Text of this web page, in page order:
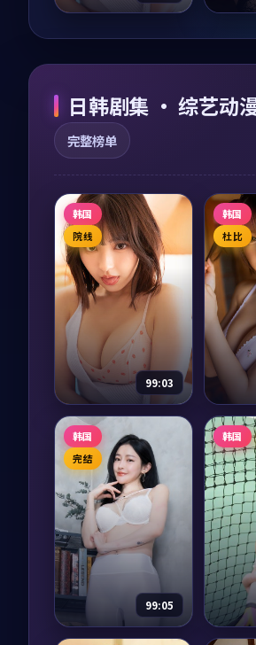
迷城之城
综艺 2019
等
迷城之城是一部以动
作为核心的影视作
品，围绕危机、反转
与人物成长展开，整
体节奏紧凑，值得推
荐观看。
59,206 9.5 动作
狂潮
纪录片
等
反转与
开，整
值得推
日韩剧集 · 综艺动
完整榜单
韩国
院线
99:03
银翼密令·纪念
版纪录片 2023
主演：
刘亦菲、汤唯
等
银翼密令·纪念版是
一部以科幻为核心的
影视作品，围绕危
机、反转与人物成长
展开，整体节奏紧
凑，值得推荐观看。
97,895 9.3 科幻
韩国
杜比
白昼
电视剧
主演：
佳音 等
白昼
部以战
视作品
反转与
开，整
值得推
韩国
完结
99:05
韩国